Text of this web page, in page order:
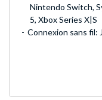
Nintendo Switch,
5, Xbox Series X|S
Connexion sans fil: